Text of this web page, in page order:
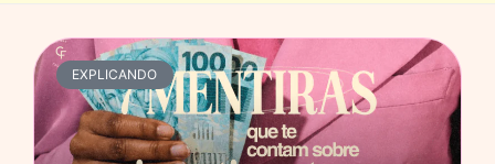
EXPLICANDO